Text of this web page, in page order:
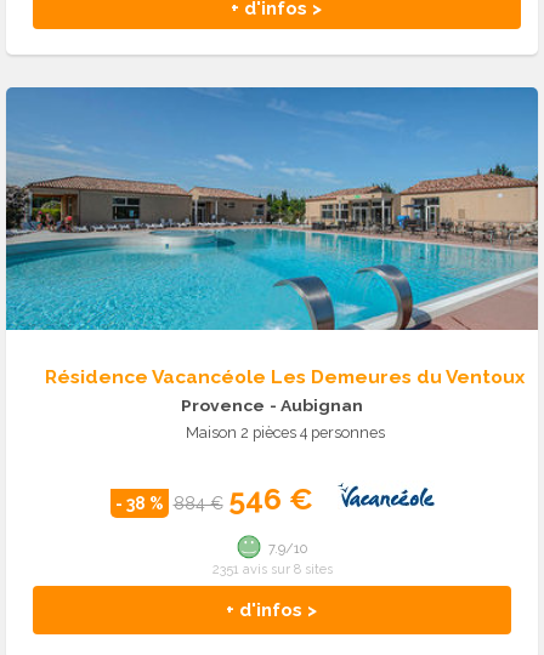
+ d'infos >
Résidence Vacancéole Les Demeures du Ventoux
Provence - Aubignan
Maison 2 pièces 4 personnes
- 38 % 884 € 546 €
+ d'infos >
7.9/10
2351 avis sur 8 sites